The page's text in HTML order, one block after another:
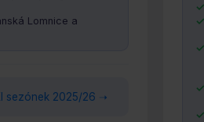
Lomnice a
sezónek 2025/26 ➝